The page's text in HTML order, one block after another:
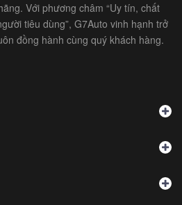
Với phương châm “Uy tín, chất
tiêu dùng”, G7Auto vinh hạnh trở
đồng hành cùng quý khách hàng.